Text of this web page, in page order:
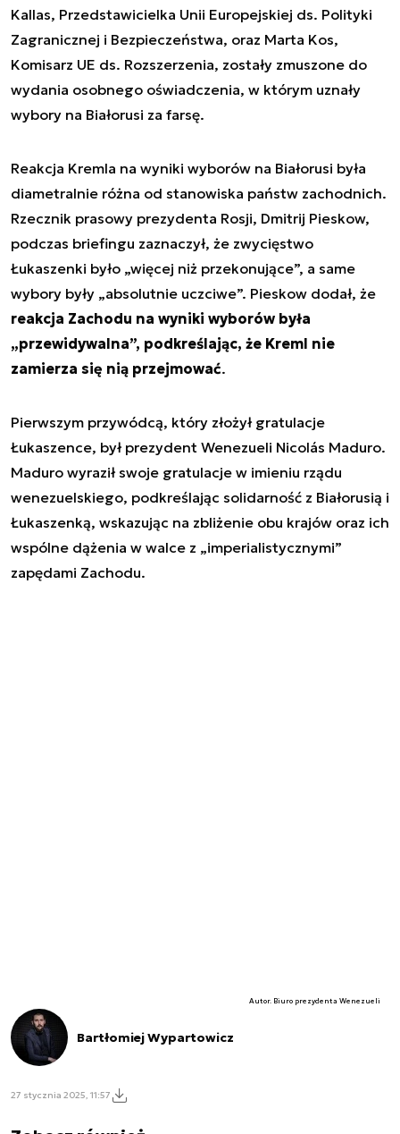
Kallas, Przedstawicielka Unii Europejskiej ds. Polityki
Zagranicznej i Bezpieczeństwa, oraz Marta Kos,
Komisarz UE ds. Rozszerzenia, zostały zmuszone do
wydania osobnego oświadczenia, w którym uznały
wybory na Białorusi za farsę.
Reakcja Kremla na wyniki wyborów na Białorusi była
diametralnie różna od stanowiska państw zachodnich.
Rzecznik prasowy prezydenta Rosji, Dmitrij Pieskow,
podczas briefingu zaznaczył, że zwycięstwo
Łukaszenki było „więcej niż przekonujące”, a same
wybory były „absolutnie uczciwe”. Pieskow dodał, że
reakcja Zachodu na wyniki wyborów była
„przewidywalna”, podkreślając, że Kreml nie
zamierza się nią przejmować.
Pierwszym przywódcą, który złożył gratulacje
Łukaszence, był prezydent Wenezueli Nicolás Maduro.
Maduro wyraził swoje gratulacje w imieniu rządu
wenezuelskiego, podkreślając solidarność z Białorusią i
Łukaszenką, wskazując na zbliżenie obu krajów oraz ich
wspólne dążenia w walce z „imperialistycznymi”
zapędami Zachodu.
Autor. Biuro prezydenta Wenezueli
Bartłomiej Wypartowicz
27 stycznia 2025, 11:57